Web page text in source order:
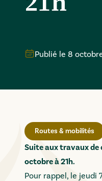
Publié le 8
Routes & mobilités
Suite aux travaux de
octobre à 21h.
Pour rappel, le jeudi